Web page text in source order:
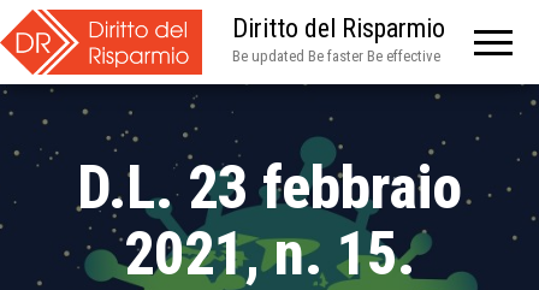
Diritto del Risparmio
Be updated Be faster Be effective
D.L. 23 febbraio
2021, n. 15.